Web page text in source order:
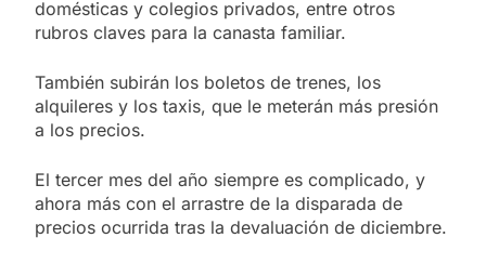
domésticas y colegios privados, entre otros
rubros claves para la canasta familiar.
También subirán los boletos de trenes, los
alquileres y los taxis, que le meterán más presión
a los precios.
El tercer mes del año siempre es complicado, y
ahora más con el arrastre de la disparada de
precios ocurrida tras la devaluación de diciembre.